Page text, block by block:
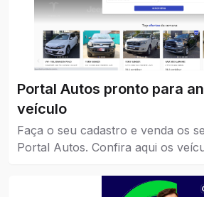
Portal Autos pronto para
veículo
Faça o seu cadastro e venda os
Portal Autos. Confira aqui os